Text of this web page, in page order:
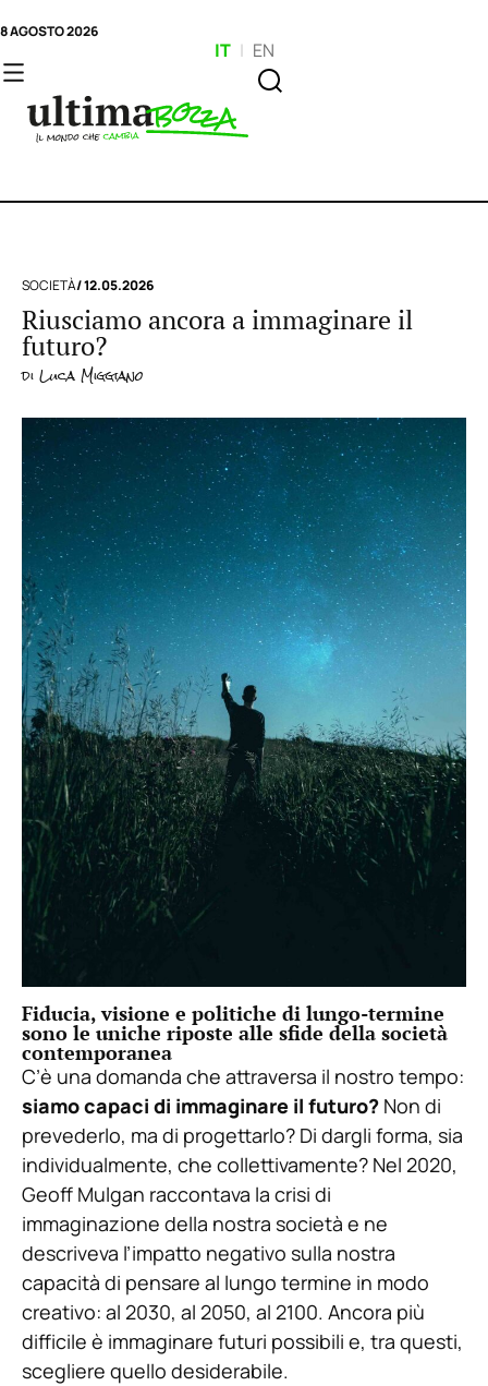
8 AGOSTO 2026
IT | EN
SOCIETÀ/ 12.05.2026
Riusciamo ancora a immaginare il
futuro?
di Luca Miggiano
Fiducia, visione e politiche di lungo-termine
sono le uniche riposte alle sfide della società
contemporanea
C’è una domanda che attraversa il nostro tempo:
siamo capaci di immaginare il futuro? Non di
prevederlo, ma di progettarlo? Di dargli forma, sia
individualmente, che collettivamente? Nel 2020,
Geoff Mulgan raccontava la crisi di
immaginazione della nostra società e ne
descriveva l’impatto negativo sulla nostra
capacità di pensare al lungo termine in modo
creativo: al 2030, al 2050, al 2100. Ancora più
difficile è immaginare futuri possibili e, tra questi,
scegliere quello desiderabile.